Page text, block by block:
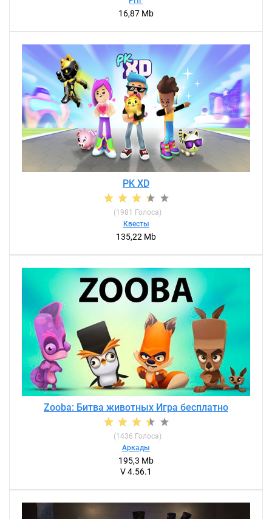
16,87 Mb
PK XD
(1981
Голоса)
Квесты
135,22 Mb
Zooba: Битва животных Игра бесплатно
(1436 Голоса)
Аркады
195,3 Mb
V 4.56.1